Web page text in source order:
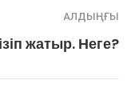
АЛДЫҢҒЫ
жатыр. Неге?